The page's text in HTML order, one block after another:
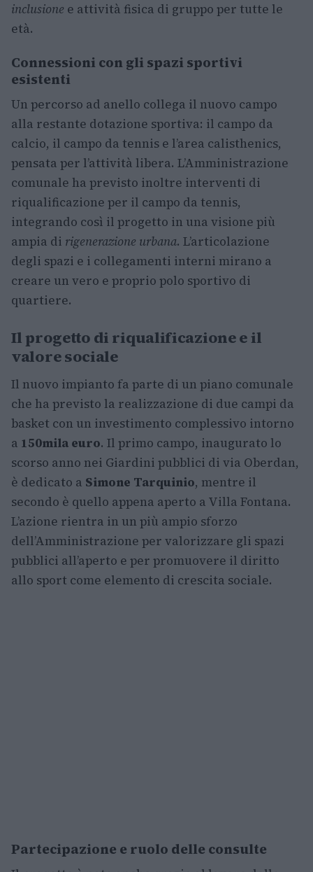
inclusione e attività fisica di gruppo per tutte le
età.
Connessioni con gli spazi sportivi
esistenti
Un percorso ad anello collega il nuovo campo
alla restante dotazione sportiva: il campo da
calcio, il campo da tennis e l’area calisthenics,
pensata per l’attività libera. L’Amministrazione
comunale ha previsto inoltre interventi di
riqualificazione per il campo da tennis,
integrando così il progetto in una visione più
ampia di rigenerazione urbana. L’articolazione
degli spazi e i collegamenti interni mirano a
creare un vero e proprio polo sportivo di
quartiere.
Il progetto di riqualificazione e il
valore sociale
Il nuovo impianto fa parte di un piano comunale
che ha previsto la realizzazione di due campi da
basket con un investimento complessivo intorno
a 150mila euro. Il primo campo, inaugurato lo
scorso anno nei Giardini pubblici di via Oberdan,
è dedicato a Simone Tarquinio, mentre il
secondo è quello appena aperto a Villa Fontana.
L’azione rientra in un più ampio sforzo
dell’Amministrazione per valorizzare gli spazi
pubblici all’aperto e per promuovere il diritto
allo sport come elemento di crescita sociale.
Partecipazione e ruolo delle consulte